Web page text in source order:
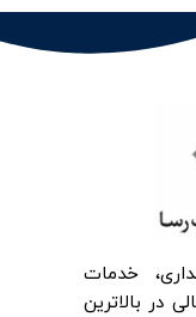
خدمات
در بالاترین